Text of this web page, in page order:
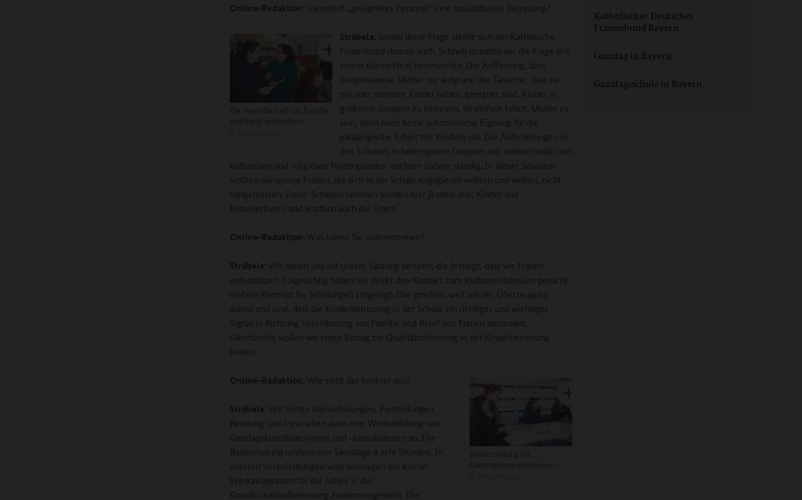
Online-Redaktion: Garantiert „geeignetes Personal“ eine qualitätsvolle Betreuung?
Ströbele: Genau diese Frage stellte sich der Katholische
Frauenbund damals auch. Schnell mussten wir die Frage mit
einem klaren Nein beantworten. Die Auffassung, dass
beispielsweise Mütter nur aufgrund der Tatsache, dass sie
ein oder mehrere Kinder haben, geeignet sind, Kinder in
größeren Gruppen zu betreuen, ist einfach falsch. Mutter zu
sein, stellt noch keine automatische Eignung für die
pädagogische Arbeit mit Kindern dar. Die Anforderungen in
den Schulen, in heterogenen Gruppen mit unterschiedlichen
kulturellen und religiösen Hintergründen wachsen zudem ständig. In dieser Situation
wollten wir unsere Frauen, die sich in der Schule engagieren wollten und wollen, nicht
hängenlassen. Denn: Schaden nehmen würden hier ja dann alle: Kinder und
BetreuerInnen und letztlich auch die Eltern
Online-Redaktion: Was haben Sie unternommen?
Ströbele: Wir haben uns auf unsere Satzung berufen, die festlegt, dass wir Frauen
unterstützen. Folgerichtig haben wir direkt den Kontakt zum Kultusministerium gesucht
und ein Konzept für Schulungen vorgelegt. Das geschah, weil wir der Überzeugung
waren und sind, dass die Kinderbetreuung in der Schule ein richtiges und wichtiges
Signal in Richtung Vereinbarung von Familie und Beruf von Frauen aussendet.
Gleichzeitig wollen wir einen Betrag zur Qualitätssicherung in der Kinderbetreuung
leisten.
Online-Redaktion: Wie sieht das konkret aus?
Ströbele: Wir bieten Basisschulungen, Fortbildungen,
Beratung und inzwischen auch eine Weiterbildung von
Ganztagskoordinatorinnen und -koordinatoren an. Die
Basisschulung umfasst vier Samstage á acht Stunden. In
unseren Veranstaltungen wird sozusagen ein kleiner
Werkzeugkasten für die Arbeit in der
Grundschulkindbetreuung zusammengestellt. Die
Katholischer Deutscher
Frauenbund Bayern
Ganztag in Bayern
Ganztagsschule in Bayern